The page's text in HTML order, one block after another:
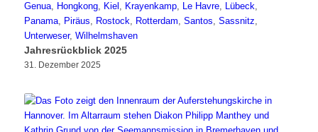
Genua, Hongkong, Kiel , Krayenkamp, Le Havre, Lübeck,
Panama, Piräus, Rostock, Rotterdam, Santos, Sassnitz,
Unterweser, Wilhelmshaven
Jahresrückblick 2025
31. Dezember 2025